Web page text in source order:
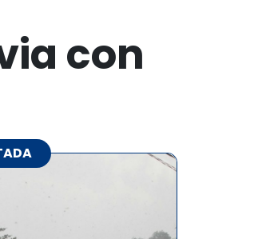
con